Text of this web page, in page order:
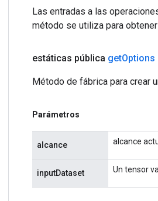
Las entradas a las
método se utiliza para
estáticas pública getOptions
Método de fábrica para crear
Parámetros
alcance alcance
inputDataset Un tensor